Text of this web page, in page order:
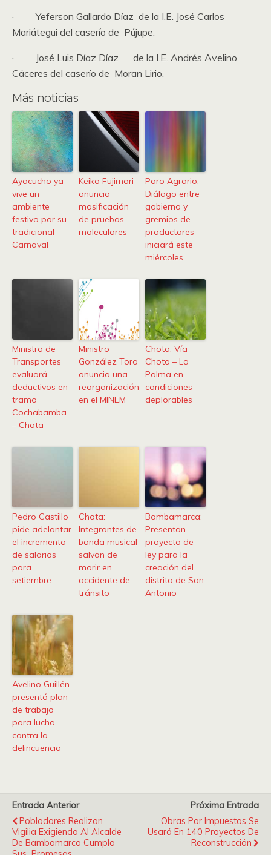
· Yeferson Gallardo Díaz de la I.E. José Carlos
Mariátegui del caserío de Pújupe.
· José Luis Díaz Díaz de la I.E. Andrés Avelino
Cáceres del caserío de Moran Lirio.
Más noticias
Ayacucho ya
vive un
ambiente
festivo por su
tradicional
Carnaval
Keiko Fujimori
anuncia
masificación
de pruebas
moleculares
Paro Agrario:
Diálogo entre
gobierno y
gremios de
productores
iniciará este
miércoles
Ministro de
Transportes
evaluará
deductivos en
tramo
Cochabamba
– Chota
Ministro
González Toro
anuncia una
reorganización
en el MINEM
Chota: Vía
Chota – La
Palma en
condiciones
deplorables
Pedro Castillo
pide adelantar
el incremento
de salarios
para
setiembre
Chota:
Integrantes de
banda musical
salvan de
morir en
accidente de
tránsito
Bambamarca:
Presentan
proyecto de
ley para la
creación del
distrito de San
Antonio
Avelino Guillén
presentó plan
de trabajo
para lucha
contra la
delincuencia
Entrada Anterior
Pobladores Realizan
Vigilia Exigiendo Al Alcalde
De Bambamarca Cumpla
Próxima Entrada
Obras Por Impuestos Se
Usará En 140 Proyectos De
Reconstrucción